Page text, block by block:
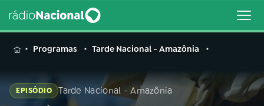
MENUProgramas Tarde Nacional - Amazônia
EPISÓDIO Tarde Nacional - Amazônia